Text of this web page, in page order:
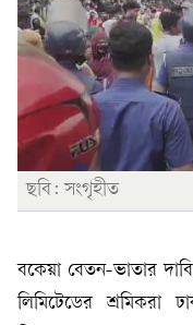
ছবি: সংগৃহীত
বকেয়া বেতন-ভাতার
লিমিটেডের শ্রমিকরা